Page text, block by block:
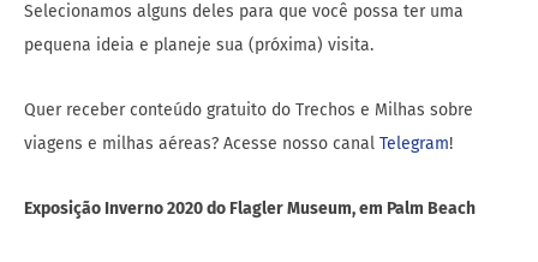
Selecionamos alguns deles para que você possa ter uma
pequena ideia e planeje sua (próxima) visita.
Quer receber conteúdo gratuito do Trechos e Milhas sobre
viagens e milhas aéreas? Acesse nosso canal Telegram!
Exposição Inverno 2020 do Flagler Museum, em Palm Beach